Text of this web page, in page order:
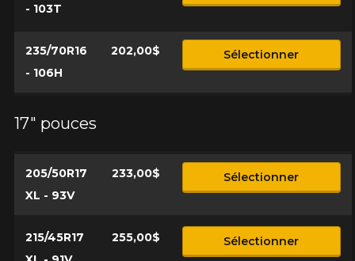
- 103T
235/70R16
- 106H
202,00$ Sélectionner
17" pouces
205/50R17
XL - 93V
233,00$ Sélectionner
215/45R17
255,00$ Sélectionner